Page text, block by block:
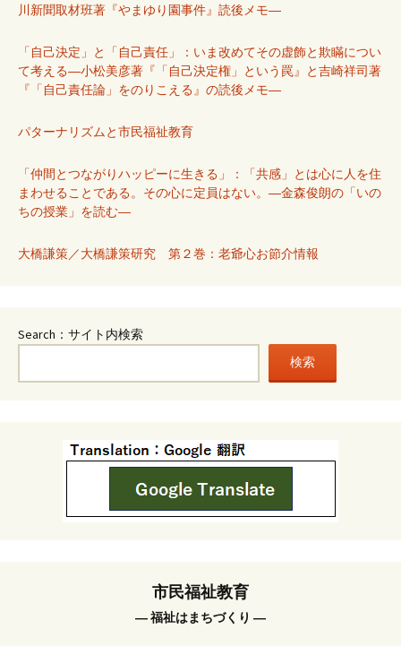
川新聞取材班著『やまゆり園事件』読後メモ―
「自己決定」と「自己責任」：いま改めてその虚飾と欺瞞につい
て考える―小松美彦著『「自己決定権」という罠』と吉崎祥司著
『「自己責任論」をのりこえる』の読後メモ―
パターナリズムと市民福祉教育
「仲間とつながりハッピーに生きる」：「共感」とは心に人を住
まわせることである。その心に定員はない。―金森俊朗の「いの
ちの授業」を読む―
大橋謙策／大橋謙策研究 第２巻：老爺心お節介情報
Search：サイト内検索
検索
市民福祉教育
― 福祉はまちづくり ―